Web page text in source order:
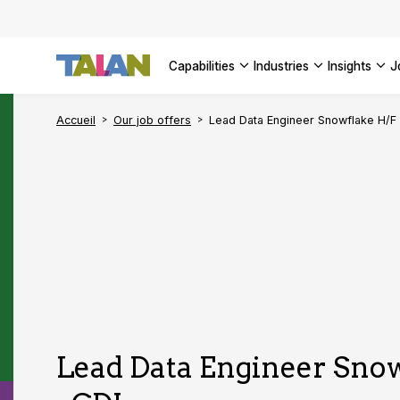
capabilities SEE ALL
industries insights
Accueil Our job offers Lead Data Engineer Snowflake H/F
Lead Data Engineer